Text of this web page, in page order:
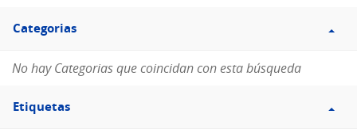
Filtro
Categorias
Categorias
No hay Categorias que coincidan con esta búsqueda
Filtro
Etiquetas
Etiquetas